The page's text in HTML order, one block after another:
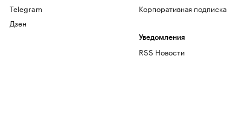
Telegram
Дзен
Корпоративная подписка
Уведомления
RSS Новости